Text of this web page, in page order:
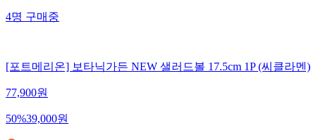
4명 구매중
[포트메리온] 보타닉가든 NEW 샐러드볼 17.5cm 1P (씨클라멘)
77,900원
50%39,000원